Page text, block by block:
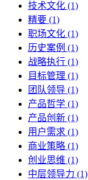
技术文化 (1)
精要 (1)
职场文化 (1)
历史案例 (1)
战略执行 (1)
目标管理 (1)
团队领导 (1)
产品哲学 (1)
产品创新 (1)
用户需求 (1)
商业策略 (1)
创业思维 (1)
中层领导力 (1)